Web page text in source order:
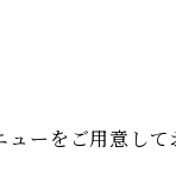
ーをご用意して